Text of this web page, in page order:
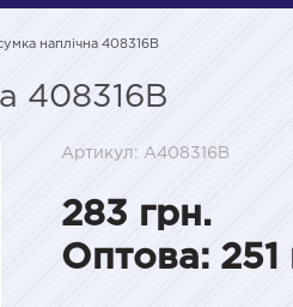
наплічна 408316B
408316B
Артикул: A408316B
283 грн.
Оптова: 251